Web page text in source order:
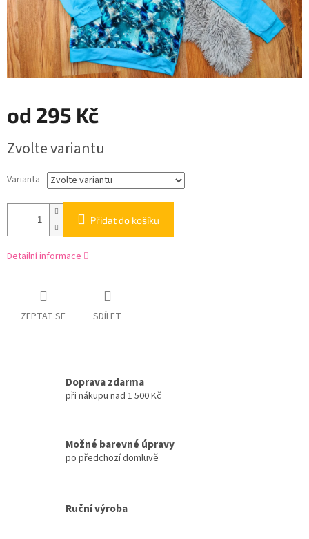
od 295 Kč
cena:
Zvolte variantu
Varianta
Přidat do košíku
Detailní informace
ZEPTAT SE SDÍLET
Doprava zdarma
při nákupu nad 1 500 Kč
Možné barevné úpravy
po předchozí domluvě
Ruční výroba